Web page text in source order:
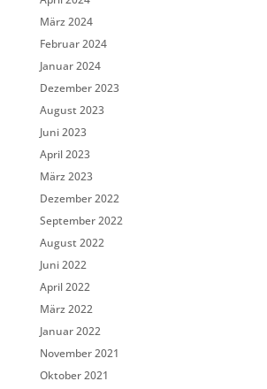
März 2024
Februar 2024
Januar 2024
Dezember 2023
August 2023
Juni 2023
April 2023
März 2023
Dezember 2022
September 2022
August 2022
Juni 2022
April 2022
März 2022
Januar 2022
November 2021
Oktober 2021